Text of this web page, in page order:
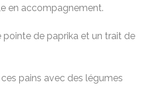
en accompagnement.
pointe de paprika et un trait de
pains avec des légumes